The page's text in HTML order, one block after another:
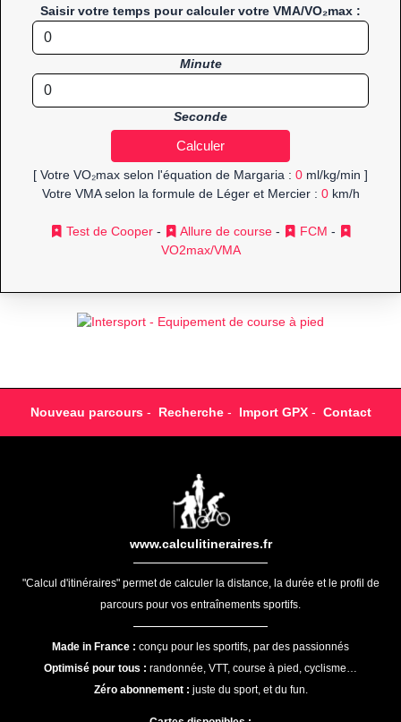
Saisir votre temps pour calculer votre VMA/VO₂max :
Minute
Seconde
[ Votre VO₂max selon l'équation de Margaria : 0 ml/kg/min ]
Votre VMA selon la formule de Léger et Mercier : 0km/h
Test de Cooper- Allure de course- FCM -
VO2max/VMA
Nouveau parcours- Recherche- Import GPX- Contact
www.calculitineraires.fr
"Calcul d'itinéraires" permet de calculer la distance, la durée et le profil de
parcours pour vos entraînements sportifs.
Made in France : conçu pour les sportifs, par des passionnés
Optimisé pour tous : randonnée, VTT, course à pied, cyclisme…
Zéro abonnement : juste du sport, et du fun.